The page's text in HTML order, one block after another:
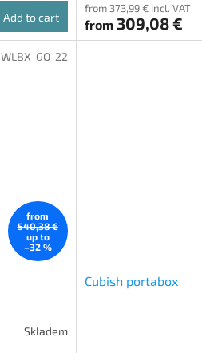
Add to cart
from 373,99 € incl. VAT
from309,08 €
from
540,38 €
up to
–32 %
Skladem
WLBX-GO-22
Cubish portabox